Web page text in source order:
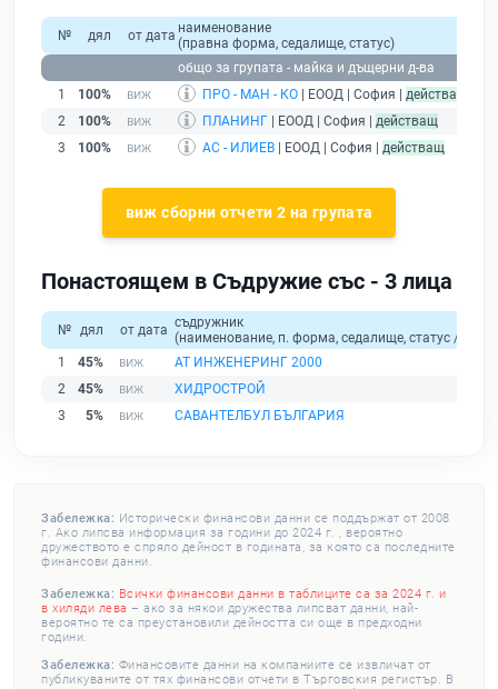
№ дял от дата наименование
(правна форма, седалище, статус)
общо за групата - майка и дъщерни д-ва
1
100% ПРО - МАН - КО | ЕООД | София | действащ
2
100% ПЛАНИНГ | ЕООД | София | действащ
3
100% АС - ИЛИЕВ | ЕООД | София | действащ
виж сборни отчети 2 на групата
Понастоящем в Съдружие със - 3 лица
№ дял от дата съдружник
(наименование, п. форма, седалище, статус /
1
45%
АТ ИНЖЕНЕРИНГ 2000
2
45%
ХИДРОСТРОЙ
3
5% САВАНТЕЛБУЛ БЪЛГАРИЯ
Забележка: Исторически финансови данни се поддържат от 2008
г. Ако липсва информация за години до 2024 г. , вероятно
дружеството е спряло дейност в годината, за която са последните
финансови данни.
Забележка: Всички финансови данни в таблиците са за 2024 г. и
в хиляди лева – ако за някои дружества липсват данни, най-
вероятно те са преустановили дейността си още в предходни
години.
Забележка: Финансовите данни на компаниите се извличат от
публикуваните от тях финансови отчети в Търговския регистър. В